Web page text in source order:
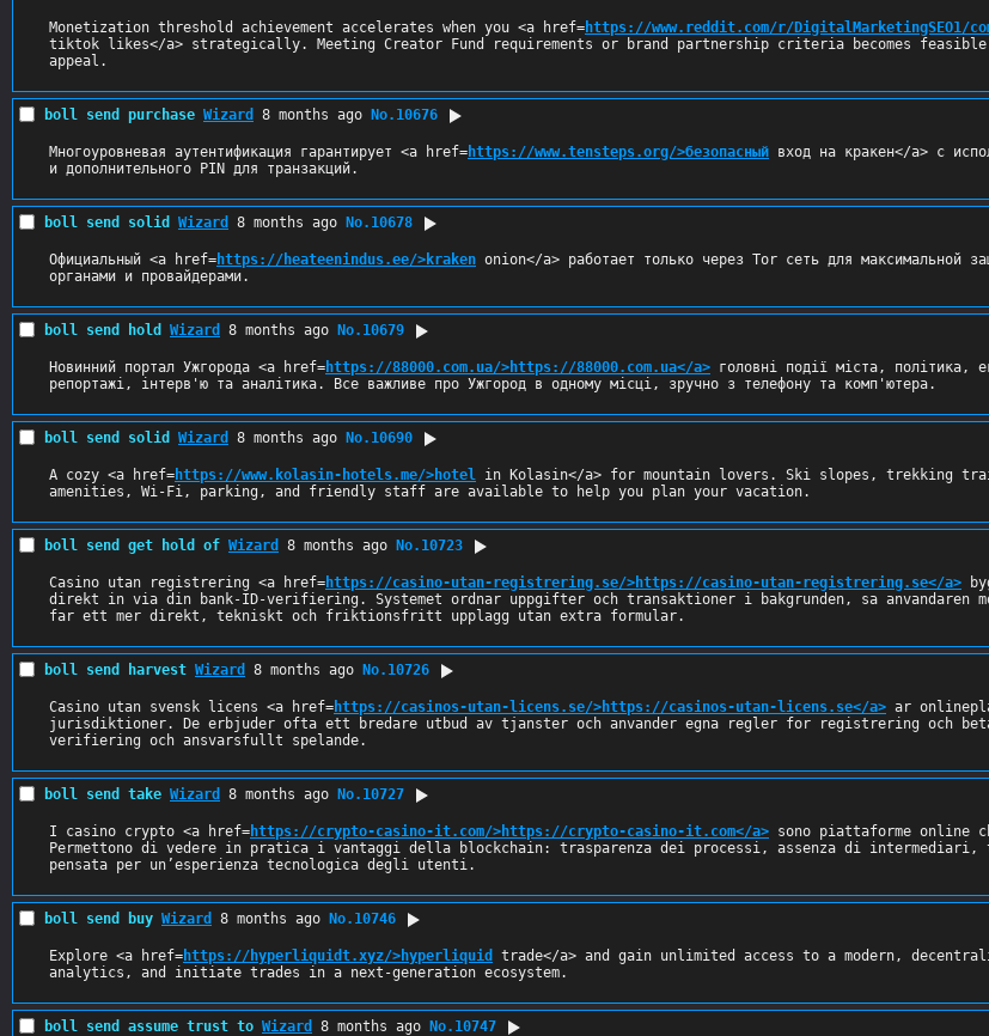
Monetization threshold achievement accelerates when you <a href=https://www.reddit.com/r/DigitalMarketingSEO1/
tiktok likes</a> strategically. Meeting Creator Fund requirements or brand partnership criteria becomes feasible
appeal.
boll send purchase Wizard 8 months ago No. 10676
Многоуровневая аутентификация гарантирует <a href=https://www.tensteps.org/>безопасный вход на кракен</a> с
и дополнительного PIN для транзакций.
boll send solid Wizard 8 months ago No. 10678
Официальный <a href=https://heateenindus.ee/>kraken onion</a> работает только через Tor сеть для максимальной
органами и провайдерами.
boll send hold Wizard 8 months ago No. 10679
Новинний портал Ужгорода <a href=https://88000.com.ua/>https://88000.com.ua</a> головні події міста, політика,
репортажі, інтерв'ю та аналітика. Все важливе про Ужгород в одному місці, зручно з телефону та комп'ютера.
boll send solid Wizard 8 months ago No. 10690
A cozy <a href=https://www.kolasin-hotels.me/>hotel
in Kolasin</a> for mountain lovers. Ski slopes, trekking
amenities, Wi-Fi, parking, and friendly staff are available to help you plan your vacation.
boll send get hold of Wizard 8 months ago No. 10723
Casino utan registrering <a href=https://casino-utan-registrering.se/>https://casino-utan-registrering.se</a>
direkt in via din bank-ID-verifiering. Systemet ordnar uppgifter och transaktioner i bakgrunden, sa anvandaren
far ett mer direkt, tekniskt och friktionsfritt upplagg utan extra formular.
boll send harvest Wizard 8 months ago No. 10726
Casino utan svensk licens <a href=https://casinos-utan-licens.se/>https://casinos-utan-licens.se</a> ar
jurisdiktioner. De erbjuder ofta ett bredare utbud av tjanster och anvander egna regler for registrering och
verifiering och ansvarsfullt spelande.
boll send take Wizard 8 months ago No. 10727
I casino crypto <a href=https://crypto-casino-it.com/>https://crypto-casino-it.com</a> sono piattaforme
Permettono di vedere in pratica i vantaggi della blockchain: trasparenza dei processi, assenza di
pensata per un’esperienza tecnologica degli utenti.
boll send buy Wizard 8 months ago No. 10746
Explore <a href=https://hyperliquidt.xyz/>hyperliquid
trade</a> and gain unlimited access to a modern,
analytics, and initiate trades in a next-generation ecosystem.
boll send assume trust to Wizard 8 months ago No. 10747